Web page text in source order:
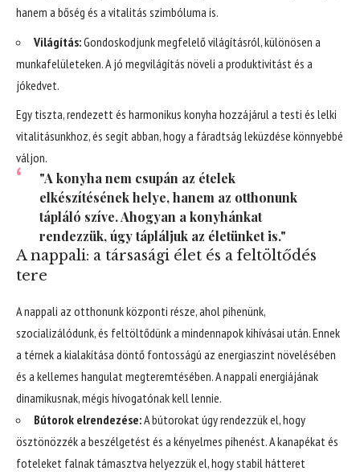
hanem a bőség és a vitalitás szimbóluma is.
Világítás:Gondoskodjunk megfelelő világításról, különösen a
munkafelületeken. A jó megvilágítás növeli a produktivitást és a
jókedvet.
Egy tiszta, rendezett és harmonikus konyha hozzájárul a testi és lelki
vitalitásunkhoz, és segít abban, hogy a fáradtság leküzdése könnyebbé
váljon.
"A konyha nem csupán az ételek
elkészítésének helye, hanem az otthonunk
tápláló szíve. Ahogyan a konyhánkat
rendezzük, úgy tápláljuk az életünket is."
A nappali: a társasági élet és a feltöltődés
tere
A nappali az otthonunk központi része, ahol pihenünk,
szocializálódunk, és feltöltődünk a mindennapok kihívásai után. Ennek
a térnek a kialakítása döntő fontosságú az energiaszint növelésében
és a kellemes hangulat megteremtésében. A nappali energiájának
dinamikusnak, mégis hívogatónak kell lennie.
Bútorok elrendezése:A bútorokat úgy rendezzük el, hogy
ösztönözzék a beszélgetést és a kényelmes pihenést. A kanapékat és
foteleket falnak támasztva helyezzük el, hogy stabil hátteret